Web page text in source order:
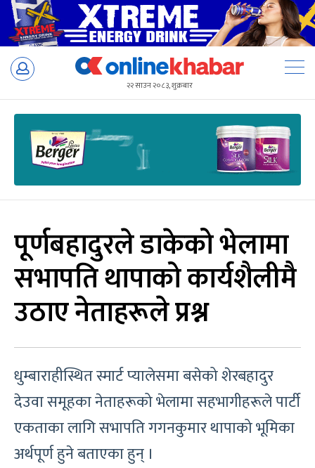
Skip
२२ साउन २०८३, शुक्रबार
पूर्णबहादुरले डाकेको भेलामा
सभापति थापाको कार्यशैलीमै
उठाए नेताहरूले प्रश्न
धुम्बाराहीस्थित स्मार्ट प्यालेसमा बसेको शेरबहादुर
देउवा समूहका नेताहरूको भेलामा सहभागीहरूले पार्टी
एकताका लागि सभापति गगनकुमार थापाको भूमिका
अर्थपूर्ण हुने बताएका हुन् ।